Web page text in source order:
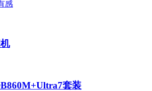
套装